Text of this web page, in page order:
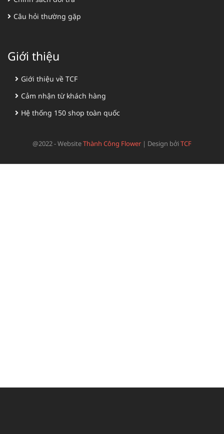
Câu hỏi thường gặp
Giới thiệu
Giới thiệu về TCF
Cảm nhận từ khách hàng
Hệ thống 150 shop toàn quốc
@2022 - WebsiteThành Công Flower | Design bởiTCF